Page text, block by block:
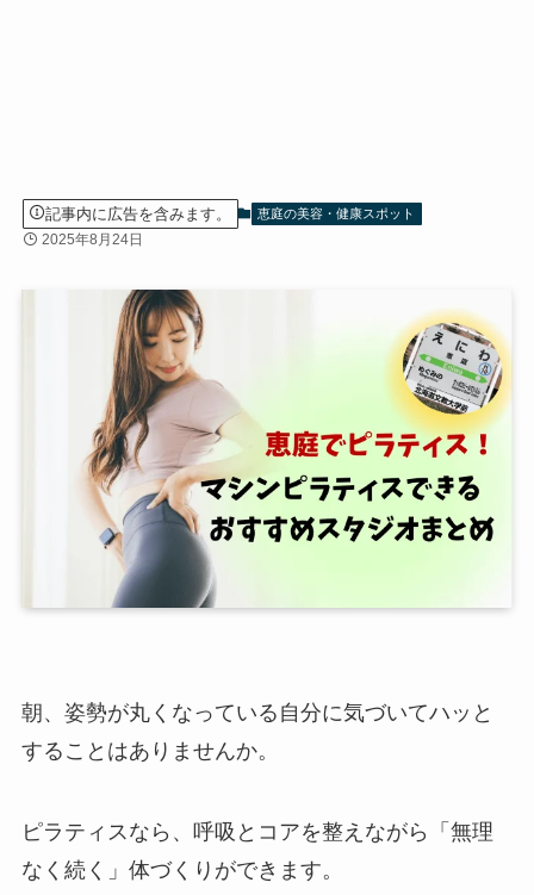
記事内に広告を含みます。 恵庭の美容・健康スポット
2025年8月24日
朝、姿勢が丸くなっている自分に気づいてハッと
することはありませんか。
ピラティスなら、呼吸とコアを整えながら「無理
なく続く」体づくりができます。